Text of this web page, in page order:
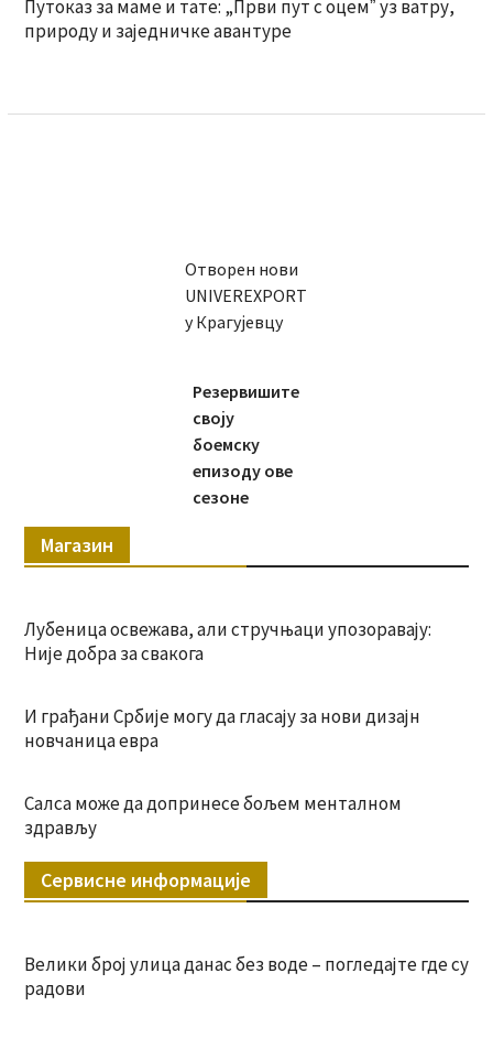
Путоказ за маме и тате: „Први пут с оцемˮ уз ватру,
природу и заједничке авантуре
Отворен нови
UNIVEREXPORT
у Крагујевцу
Резервишите
своју
боемску
епизоду ове
сезоне
Магазин
Лубеница освежава, али стручњаци упозоравају:
Није добра за свакога
И грађани Србије могу да гласају за нови дизајн
новчаница евра
Салса може да допринесе бољем менталном
здрављу
Сервисне информације
Велики број улица данас без воде – погледајте где су
радови